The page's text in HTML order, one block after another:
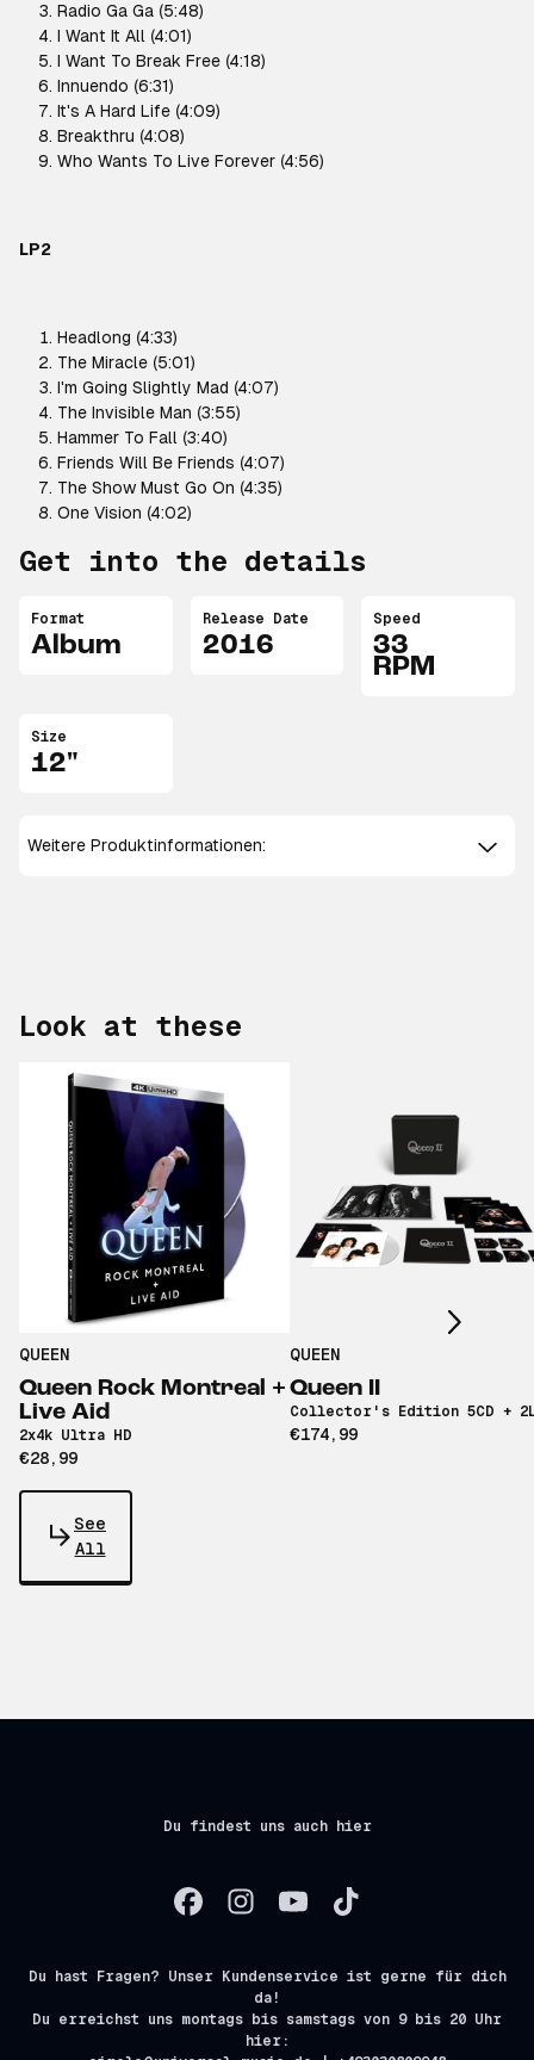
Radio Ga Ga (5:48)
I Want It All (4:01)
I Want To Break Free (4:18)
Innuendo (6:31)
It's A Hard Life (4:09)
Breakthru (4:08)
Who Wants To Live Forever (4:56)
LP2
Headlong (4:33)
The Miracle (5:01)
I'm Going Slightly Mad (4:07)
The Invisible Man (3:55)
Hammer To Fall (3:40)
Friends Will Be Friends (4:07)
The Show Must Go On (4:35)
One Vision (4:02)
Get into the details
Format
Album
Release Date
2016
Speed
33
RPM
Size
12"
Weitere Produktinformationen:
Look at these
QUEEN
Queen Rock Montreal +
Live Aid
2x4k Ultra HD
€28,99
QUEEN
Queen II
Collector's Edition 5CD +
€174,99
Scroll right
See
All
Du findest uns auch hier
Du hast Fragen? Unser Kundenservice ist gerne für dich
da!
Du erreichst uns montags bis samstags von 9 bis 20 Uhr
hier: